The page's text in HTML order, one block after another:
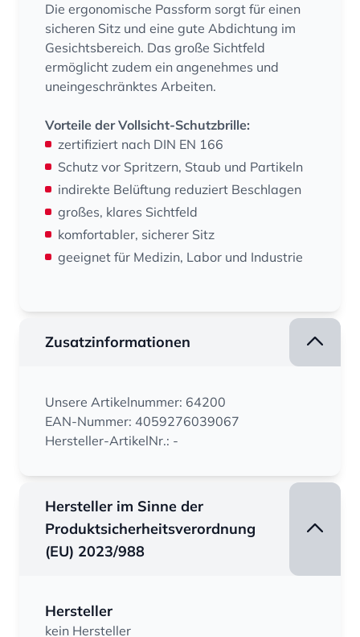
Die ergonomische Passform sorgt für einen
sicheren Sitz und eine gute Abdichtung im
Gesichtsbereich. Das große Sichtfeld
ermöglicht zudem ein angenehmes und
uneingeschränktes Arbeiten.
Vorteile der Vollsicht-Schutzbrille:
zertifiziert nach DIN EN 166
Schutz vor Spritzern, Staub und Partikeln
indirekte Belüftung reduziert Beschlagen
großes, klares Sichtfeld
komfortabler, sicherer Sitz
geeignet für Medizin, Labor und Industrie
Zusatzinformationen
Unsere Artikelnummer: 64200
EAN-Nummer: 4059276039067
Hersteller-ArtikelNr.: -
Hersteller im Sinne der
Produktsicherheitsverordnung
(EU) 2023/988
Hersteller
kein Hersteller